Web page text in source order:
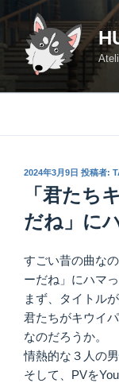
テ
投
2024年3月9日 投稿者:
「君たち
だね」に
すごい昔の曲な
ーだね」にハマ
まず、タイトル
君たちがキウイ
なのだろうか。
情熱的な３人の
そして、PVを